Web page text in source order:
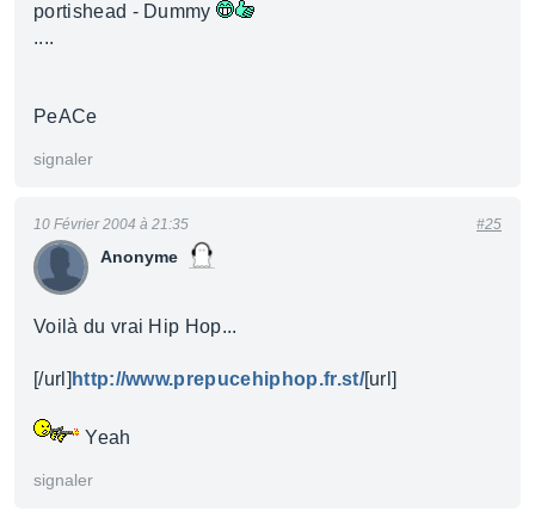
portishead - Dummy
....
PeACe
signaler
Anonyme
10 Février 2004 à 21:35 #25
Voilà du vrai Hip Hop...
[/url] http://www.prepucehiphop.fr.st/[url]
Yeah
signaler